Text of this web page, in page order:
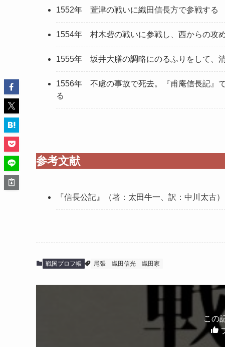
1552年 萱津の戦いに織田信長方で参戦する
1554年 村木砦の戦いに参戦し、西からの攻
1555年 坂井大膳の調略にのるふりをして、
1556年 不慮の事故で死去。『甫庵信長記』
る
参考文献
『信長公記』（著：太田牛一、訳：中川太古）
戦国プロフ帳 尾張 織田信光 織田家
この